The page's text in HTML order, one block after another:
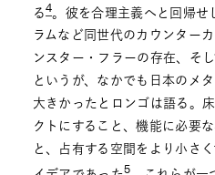
る4。彼を合理主義へと回帰
ラムなど同世代のカウンター
ンスター・フラーの存在、そ
というが、なかでも日本のメ
大きかったとロンゴは語る。
クトにすること、機能に必要
と、占有する空間をより小さ
5